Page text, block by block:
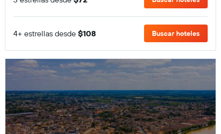
4+ estrellas desde $108 Buscar hoteles